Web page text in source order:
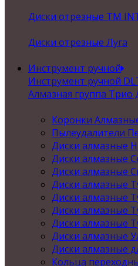
Диски отрезные ТМ
Диски отрезные Луга
Инструмент ручной
Инструмент ручной
Алмазная группа Трио
Коронки
Пылеудалители
Диски алмазные
Диски алмазные
Диски алмазные
Диски алмазные
Диски алмазные
Диски алмазные
Диски алмазные
Диски алмазные
Диски алмазные
Кольца